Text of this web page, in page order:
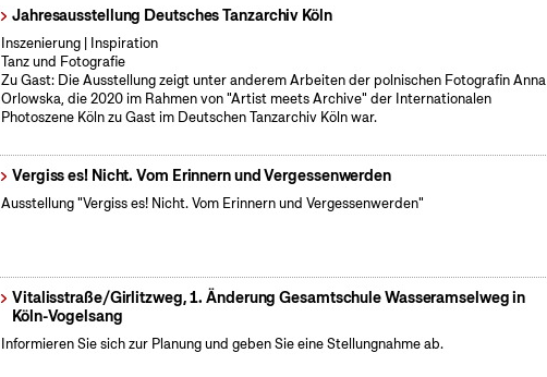
Jahresausstellung Deutsches Tanzarchiv Köln
Inszenierung | Inspiration
Tanz und Fotografie
Zu Gast: Die Ausstellung zeigt unter anderem Arbeiten der polnischen Fotografin Anna
Orlowska, die 2020 im Rahmen von "Artist meets Archive" der Internationalen
Photoszene Köln zu Gast im Deutschen Tanzarchiv Köln war.
Vergiss es! Nicht. Vom Erinnern und Vergessenwerden
Ausstellung "Vergiss es! Nicht. Vom Erinnern und Vergessenwerden"
Vitalisstraße/Girlitzweg, 1. Änderung Gesamtschule Wasseramselweg in
Köln-Vogelsang
Informieren Sie sich zur Planung und geben Sie eine Stellungnahme ab.